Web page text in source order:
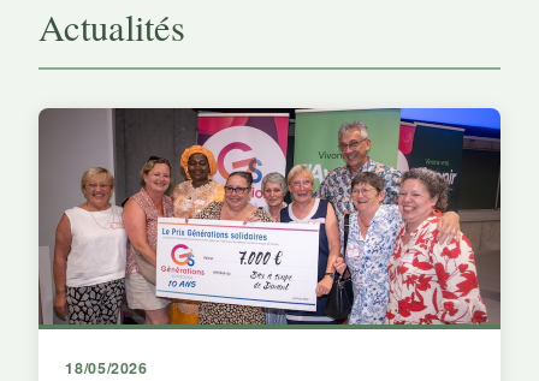
Actualités
18/05/2026